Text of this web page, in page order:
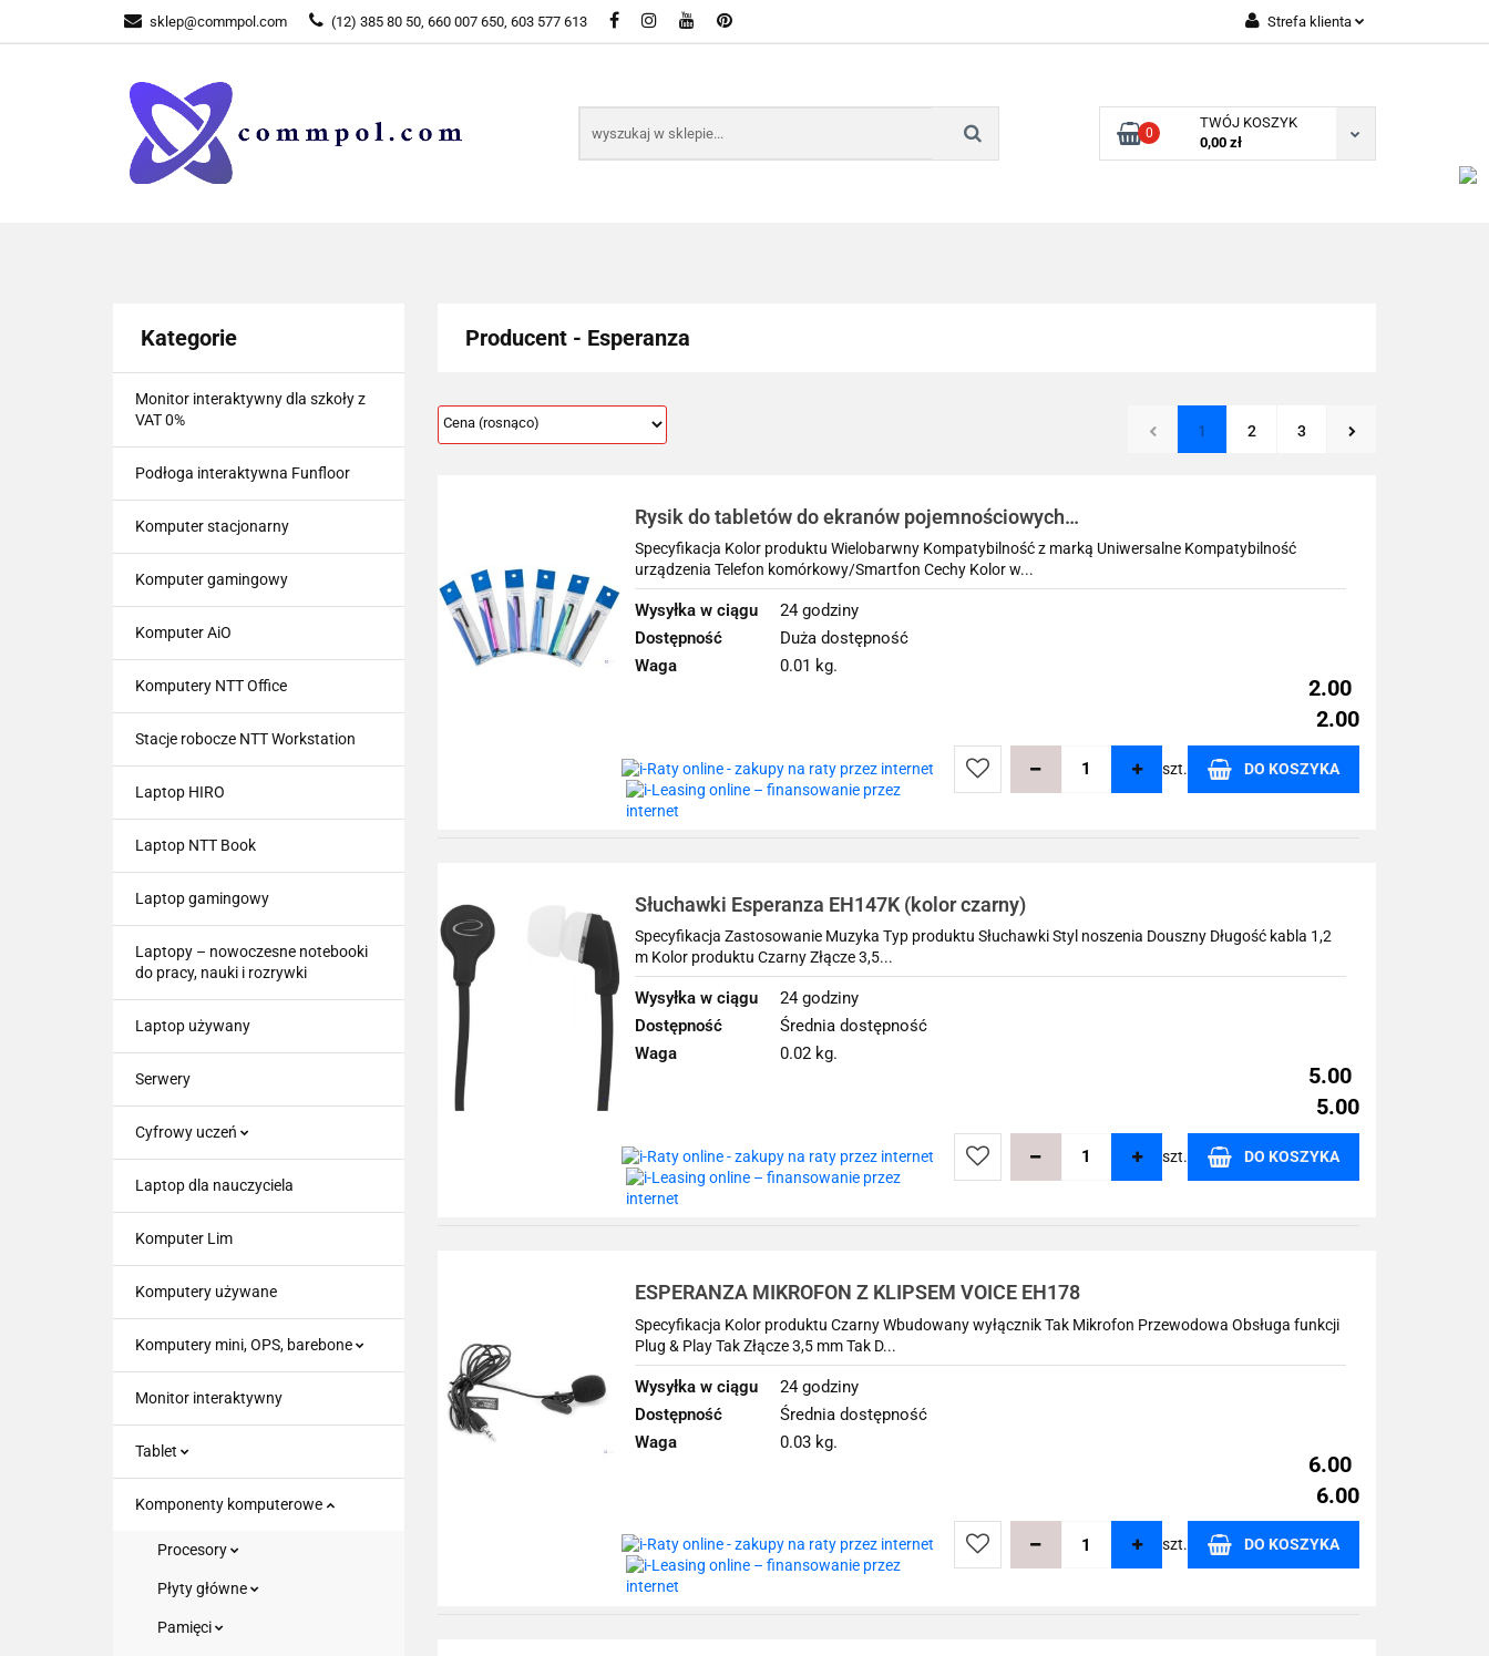
sklep@commpol.com (12) 385 80 50, 660 007 650, 603 577 613 Strefa klienta
Zarejestruj się
Dodaj zgłoszenie
0
TWÓJ KOSZYK
0,00 zł
WSZYSTKIE KATEGORIE DOSTĘPNE W SKLEPIE
Kategorie
Monitor interaktywny dla szkoły z
VAT 0%
Podłoga interaktywna Funfloor
Komputer stacjonarny
Komputer gamingowy
Komputer AiO
Komputery NTT Office
Stacje robocze NTT Workstation
Laptop HIRO
Laptop NTT Book
Laptop gamingowy
Laptopy – nowoczesne notebooki
do pracy, nauki i rozrywki
Laptop używany
Serwery
Cyfrowy uczeń
Laptop dla nauczyciela
Komputer Lim
Komputery używane
Komputery mini, OPS, barebone
Monitor interaktywny
Tablet
Komponenty komputerowe
Procesory
Płyty główne
Pamięci
Producent - Esperanza
1 2 3
Rysik do tabletów do ekranów pojemnościowych
Esperanza EA140
Specyfikacja Kolor produktu Wielobarwny Kompatybilność z marką Uniwersalne Kompatybilność
urządzenia Telefon komórkowy/Smartfon Cechy Kolor w...
Wysyłka w ciągu
24 godziny
Dostępność
Duża dostępność
Waga
0.01 kg.
2.00
2.00
szt. DO KOSZYKA
Słuchawki Esperanza EH147K (kolor czarny)
Specyfikacja Zastosowanie Muzyka Typ produktu Słuchawki Styl noszenia Douszny Długość kabla 1,2
m Kolor produktu Czarny Złącze 3,5...
Wysyłka w ciągu
24 godziny
Dostępność
Średnia dostępność
Waga
0.02 kg.
5.00
5.00
szt. DO KOSZYKA
ESPERANZA MIKROFON Z KLIPSEM VOICE EH178
Specyfikacja Kolor produktu Czarny Wbudowany wyłącznik Tak Mikrofon Przewodowa Obsługa funkcji
Plug & Play Tak Złącze 3,5 mm Tak D...
Wysyłka w ciągu
24 godziny
Dostępność
Średnia dostępność
Waga
0.03 kg.
6.00
6.00
szt. DO KOSZYKA